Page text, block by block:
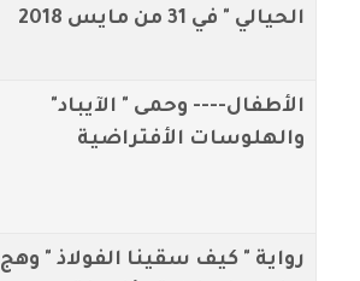
الحيالي " في 31 من مايس 2018
الأطفال---- وحمى " الآيباد"
والهلوسات الأفتراضية
رواية " كيف سقينا الفولاذ " وهج